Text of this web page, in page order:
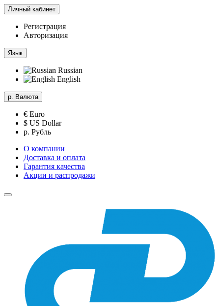
Личный кабинет
Регистрация
Авторизация
Язык
Russian
English
р. Валюта
€ Euro
$ US Dollar
р. Рубль
О компании
Доставка и оплата
Гарантия качества
Акции и распродажи